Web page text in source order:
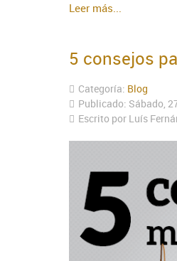
Leer más...
5 consejos
Categoría: Blog
Publicado: Sábado,
Escrito por Luís